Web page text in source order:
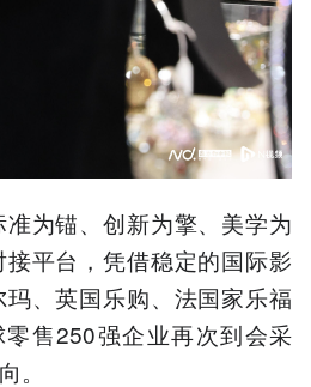
为锚、创新为擎、美学为
平台，凭借稳定的国际影
、英国乐购、法国家乐福
售250强企业再次到会采
。